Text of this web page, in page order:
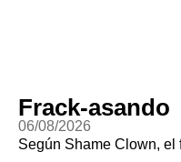
Frack-asando
06/08/2026
Según Shame Clown,